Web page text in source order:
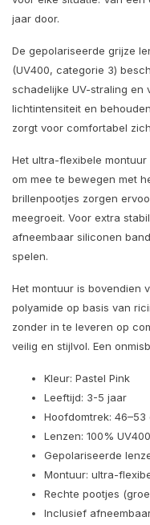
jaar door.
De gepolariseerde grijze
(UV400, categorie 3)
schadelijke UV-straling en
lichtintensiteit en
zorgt voor comfortabel
Het ultra-flexibele
om mee te bewegen met
brillenpootjes zorgen
meegroeit. Voor extra
afneembaar siliconen
spelen.
Het montuur is bovendien
polyamide op basis van
zonder in te leveren op
veilig en stijlvol. Een
Kleur: Pastel Pink
Leeftijd: 3-5 jaar
Hoofdomtrek: 46–53
Lenzen: 100%
Gepolariseerde
Montuur: ultra-
Rechte pootjes
Inclusief